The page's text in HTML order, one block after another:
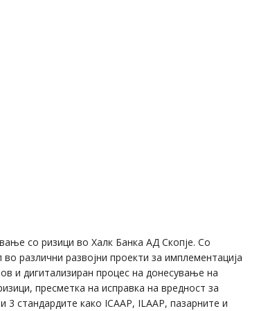
со ризици во Халк Банка АД Скопје. Со
различни развојни проекти за имплементација
и дигитализиран процес на донесување на
пресметка на исправка на вредност за
3 стандардите како ICAAP, ILAAP, пазарните и